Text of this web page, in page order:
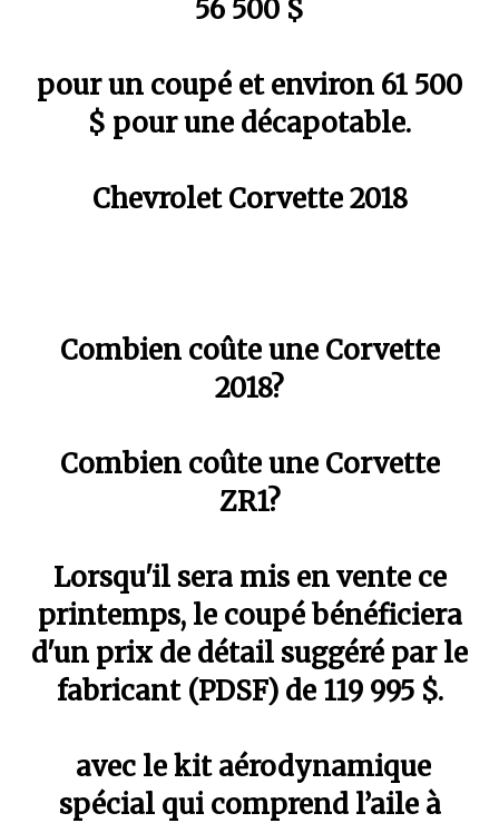
56 500 $
pour un coupé et environ 61 500
$ pour une décapotable.
Chevrolet Corvette 2018
Combien coûte une Corvette
2018?
Combien coûte une Corvette
ZR1?
Lorsqu'il sera mis en vente ce
printemps, le coupé bénéficiera
d'un prix de détail suggéré par le
fabricant (PDSF) de 119 995 $.
avec le kit aérodynamique
spécial qui comprend l’aile à